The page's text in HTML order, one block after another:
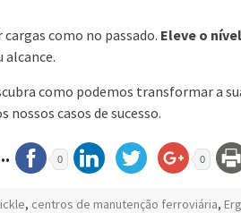
como no passado. Eleve o
alcance.
como podemos transformar a
nossos casos de sucesso.
0 0
, centros de manutenção ferroviária,